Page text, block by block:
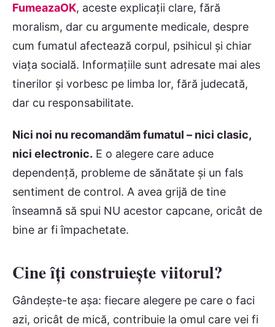
FumeazaOK, aceste explicații clare, fără
moralism, dar cu argumente medicale, despre
cum fumatul afectează corpul, psihicul și chiar
viața socială. Informațiile sunt adresate mai ales
tinerilor și vorbesc pe limba lor, fără judecată,
dar cu responsabilitate.
Nici noi nu recomandăm fumatul – nici clasic,
nici electronic. E o alegere care aduce
dependență, probleme de sănătate și un fals
sentiment de control. A avea grijă de tine
înseamnă să spui NU acestor capcane, oricât de
bine ar fi împachetate.
Cine îți construiește viitorul?
Gândește-te așa: fiecare alegere pe care o faci
azi, oricât de mică, contribuie la omul care vei fi